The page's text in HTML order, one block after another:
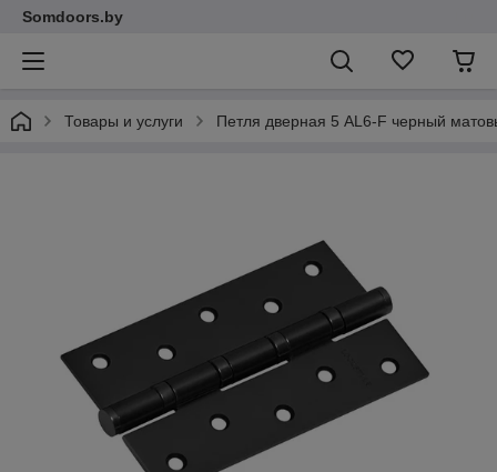
Somdoors.by
Товары и услуги Петля дверная 5 AL6-F черный